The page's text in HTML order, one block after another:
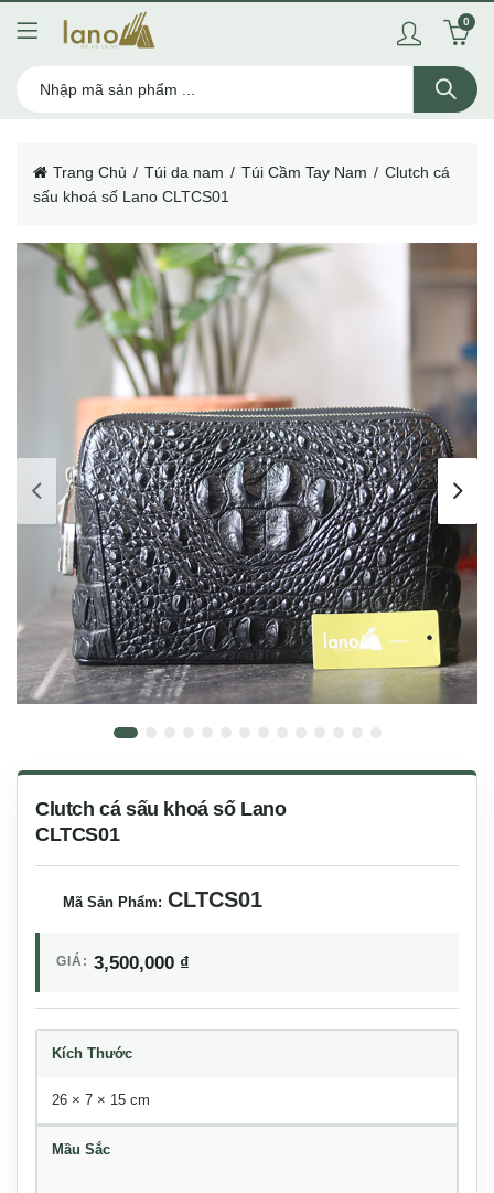
0
Trang Chủ Túi da nam Túi Cầm Tay Nam
Clutch cá
sấu khoá số Lano CLTCS01
Clutch cá sấu khoá số Lano
CLTCS01
Mã Sản Phẩm: CLTCS01
GIÁ: 3,500,000 ₫
Kích Thước
26 × 7 × 15 cm
Mầu Sắc